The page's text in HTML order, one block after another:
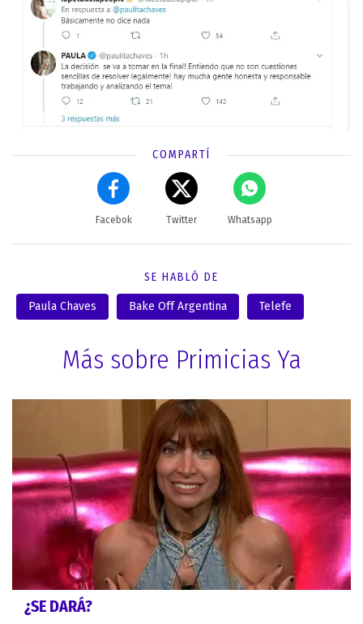
COMPARTÍ
Facebok Twitter Whatsapp
SE HABLÓ DE
Paula Chaves Bake Off Argentina Telefe
Más sobre Primicias Ya
¿SE DARÁ?